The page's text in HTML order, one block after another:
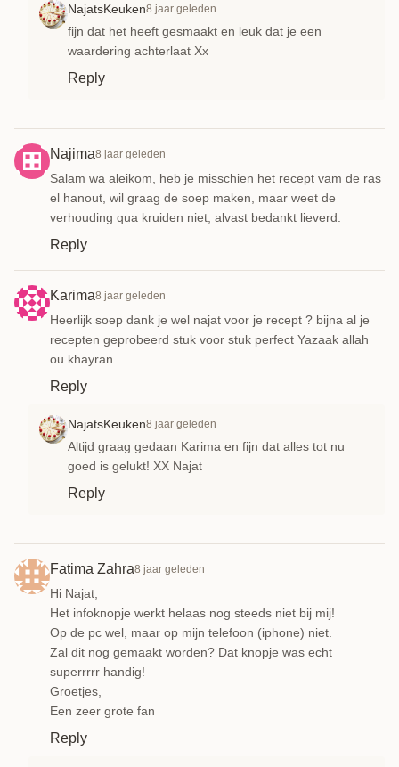
NajatsKeuken8 jaar geleden
fijn dat het heeft gesmaakt en leuk dat je een
waardering achterlaat Xx
Reply
Najima8 jaar geleden
Salam wa aleikom, heb je misschien het recept vam de ras
el hanout, wil graag de soep maken, maar weet de
verhouding qua kruiden niet, alvast bedankt lieverd.
Reply
Karima8 jaar geleden
Heerlijk soep dank je wel najat voor je recept ? bijna al je
recepten geprobeerd stuk voor stuk perfect Yazaak allah
ou khayran
Reply
NajatsKeuken8 jaar geleden
Altijd graag gedaan Karima en fijn dat alles tot nu
goed is gelukt! XX Najat
Reply
Fatima Zahra8 jaar geleden
Hi Najat,
Het infoknopje werkt helaas nog steeds niet bij mij!
Op de pc wel, maar op mijn telefoon (iphone) niet.
Zal dit nog gemaakt worden? Dat knopje was echt
superrrrr handig!
Groetjes,
Een zeer grote fan
Reply